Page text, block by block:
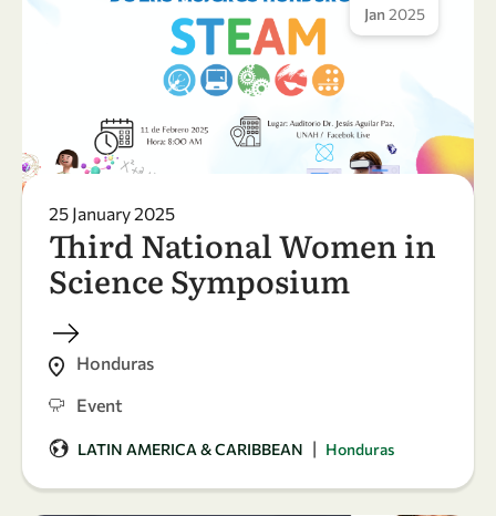
Jan 2025
25 January 2025
Third National Women in
Science Symposium
Honduras
Event
LATIN AMERICA & CARIBBEAN | Honduras